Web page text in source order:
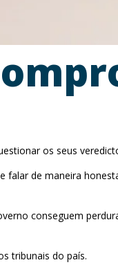
os seus
de maneira
conseguem
tribunais do país.